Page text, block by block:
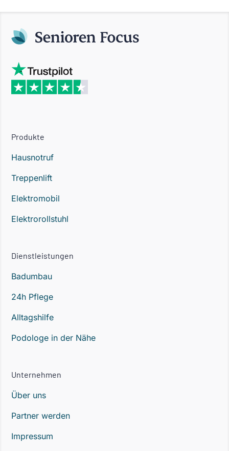
Produkte
Hausnotruf
Treppenlift
Elektromobil
Elektrorollstuhl
Dienstleistungen
Badumbau
24h Pflege
Alltagshilfe
Podologe in der Nähe
Unternehmen
Über uns
Partner werden
Impressum